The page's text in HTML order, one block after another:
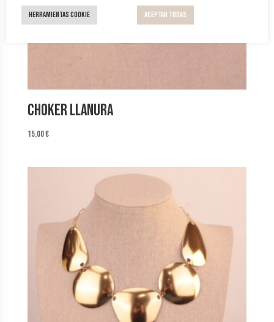
Choker Llanura
15,00€
Herramientas Cookie Aceptar todas